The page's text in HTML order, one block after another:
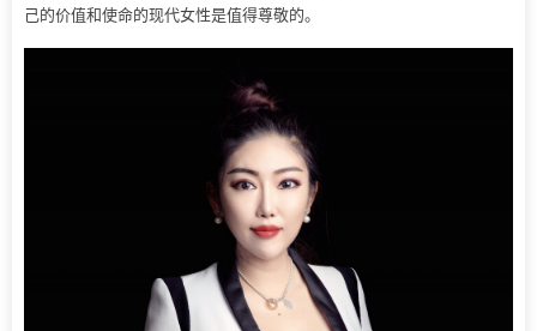
己的价值和使命的现代女性是值得尊敬的。